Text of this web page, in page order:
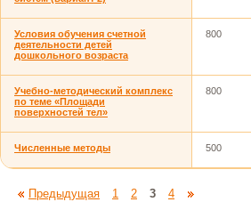
Условия обучения счетной
деятельности детей
дошкольного возраста
800
Учебно-методический комплекс
по теме «Площади
поверхностей тел»
800
Численные методы 500
Предыдущая 1 2 3 4